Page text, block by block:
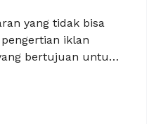
yang tidak bisa
iklan
bertujuan untuk
tujuan iklan